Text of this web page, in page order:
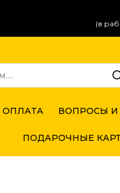
(в
ОПЛАТА ВОПРОСЫ И
ПОДАРОЧНЫЕ